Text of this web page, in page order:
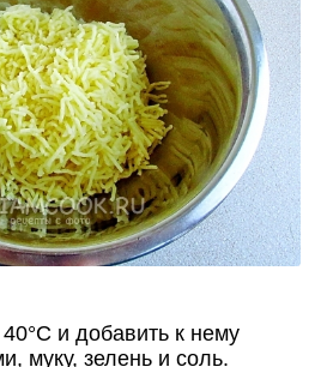
и добавить к нему
муку, зелень и соль.